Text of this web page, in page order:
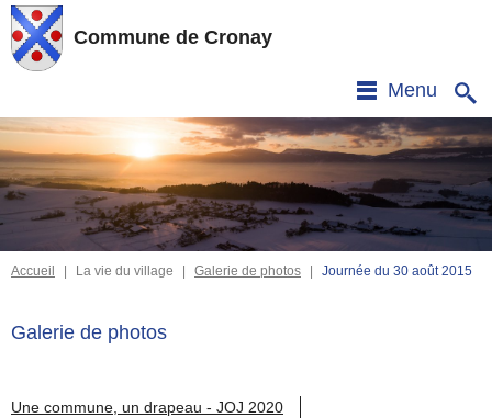
Commune de Cronay
Menu
Accueil | La vie du village | Galerie de photos | Journée du 30 août 2015
Galerie de photos
Une commune, un drapeau - JOJ 2020